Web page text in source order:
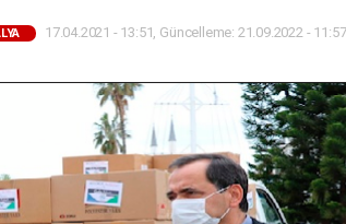
17.04.2021 - 13:51, Güncelleme: 21.09.2022 - 11:57